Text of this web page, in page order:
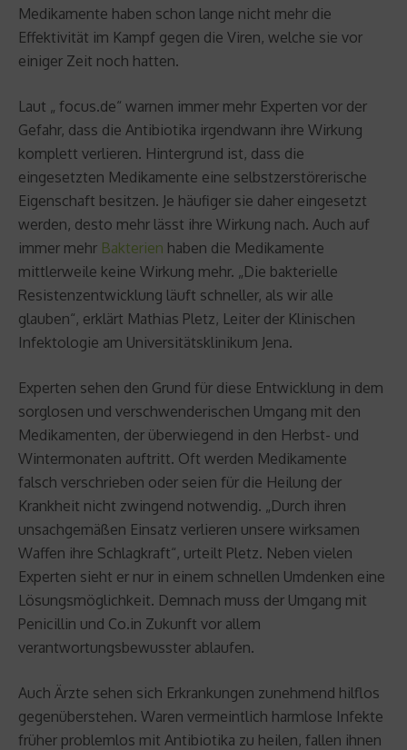
Medikamente haben schon lange nicht mehr die
Effektivität im Kampf gegen die Viren, welche sie vor
einiger Zeit noch hatten.
Laut „ focus.de“ warnen immer mehr Experten vor der
Gefahr, dass die Antibiotika irgendwann ihre Wirkung
komplett verlieren. Hintergrund ist, dass die
eingesetzten Medikamente eine selbstzerstörerische
Eigenschaft besitzen. Je häufiger sie daher eingesetzt
werden, desto mehr lässt ihre Wirkung nach. Auch auf
immer mehr Bakterien haben die Medikamente
mittlerweile keine Wirkung mehr. „Die bakterielle
Resistenzentwicklung läuft schneller, als wir alle
glauben“, erklärt Mathias Pletz, Leiter der Klinischen
Infektologie am Universitätsklinikum Jena.
Experten sehen den Grund für diese Entwicklung in dem
sorglosen und verschwenderischen Umgang mit den
Medikamenten, der überwiegend in den Herbst- und
Wintermonaten auftritt. Oft werden Medikamente
falsch verschrieben oder seien für die Heilung der
Krankheit nicht zwingend notwendig. „Durch ihren
unsachgemäßen Einsatz verlieren unsere wirksamen
Waffen ihre Schlagkraft“, urteilt Pletz. Neben vielen
Experten sieht er nur in einem schnellen Umdenken eine
Lösungsmöglichkeit. Demnach muss der Umgang mit
Penicillin und Co.in Zukunft vor allem
verantwortungsbewusster ablaufen.
Auch Ärzte sehen sich Erkrankungen zunehmend hilflos
gegenüberstehen. Waren vermeintlich harmlose Infekte
früher problemlos mit Antibiotika zu heilen, fallen ihnen